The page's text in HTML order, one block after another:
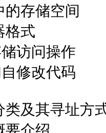
的存储空间
格式
访问操作
修改代码
类及其寻址方